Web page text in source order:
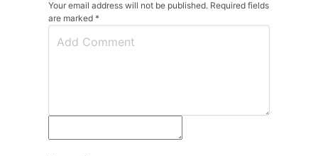
Your email address will not be published. Required fields
are marked *